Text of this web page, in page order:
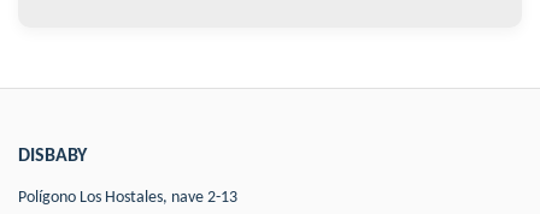
DISBABY
Polígono Los Hostales, nave 2-13